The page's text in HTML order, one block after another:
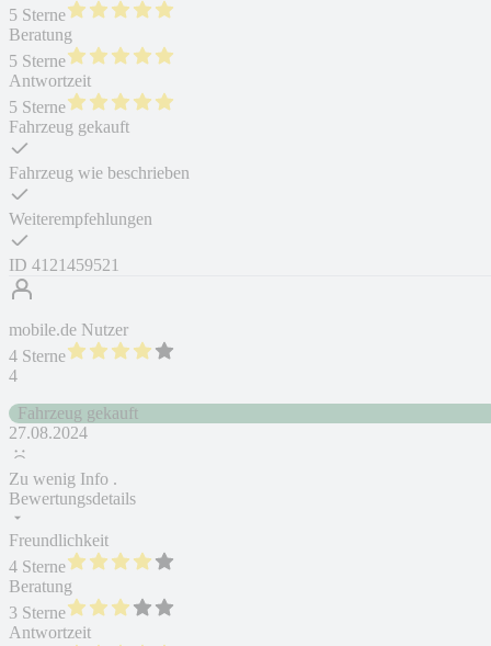
5 Sterne
Beratung
5 Sterne
Antwortzeit
5 Sterne
Fahrzeug gekauft
Fahrzeug wie beschrieben
Weiterempfehlungen
ID 4121459521
mobile.de Nutzer
4 Sterne
4
Fahrzeug gekauft
27.08.2024
Zu wenig Info .
Bewertungsdetails
Freundlichkeit
4 Sterne
Beratung
3 Sterne
Antwortzeit